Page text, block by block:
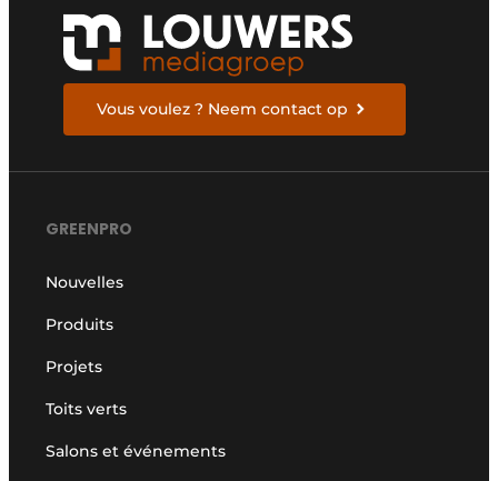
Vous voulez ? Neem contact op
GREENPRO
Nouvelles
Produits
Projets
Toits verts
Salons et événements